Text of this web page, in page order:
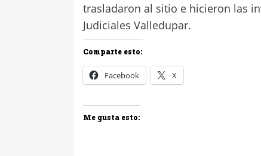
trasladaron al sitio e hicieron las
Judiciales Valledupar.
Comparte esto:
Facebook X
Me gusta esto: